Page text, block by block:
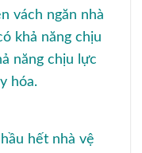
vách ngăn nhà
khả năng chịu
năng chịu lực
hóa.
hết nhà vệ